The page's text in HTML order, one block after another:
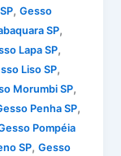
,Gesso
SP,
Lapa SP,
Liso SP,
Morumbi SP,
Penha SP,
Pompéia
SP,Gesso